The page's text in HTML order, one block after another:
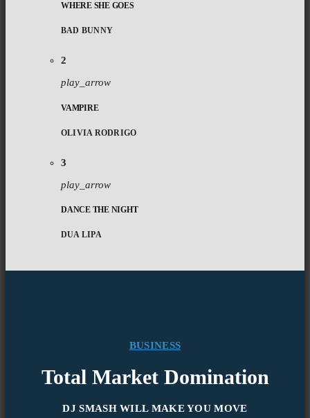
WHERE SHE GOES
BAD BUNNY
2
play_arrow
VAMPIRE
OLIVIA RODRIGO
3
play_arrow
DANCE THE NIGHT
DUA LIPA
BUSINESS
Total Market Domination
DJ SMASH WILL MAKE YOU MOVE